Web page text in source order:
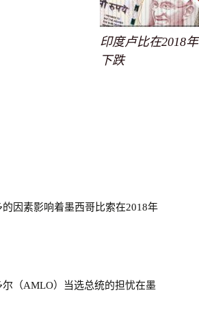
印度卢比在2018年
下跌
因素影响着墨西哥比索在2018年
尔（AMLO）当选总统的担忧在墨